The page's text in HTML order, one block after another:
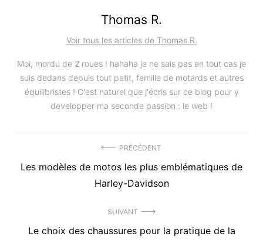
Thomas R.
Voir tous les articles de Thomas R.
Moi, mordu de 2 roues ! hahaha je ne sais pas en tout cas je
suis dedans depuis tout petit, famille de motards et autres
équilibristes ! C'est naturel que j'écris sur ce blog pour y
developper ma seconde passion : le web !
de
PRÉCÉDENT
Précédent
Les modèles de motos les plus emblématiques de
Harley-Davidson
SUIVANT
Article
Le choix des chaussures pour la pratique de la